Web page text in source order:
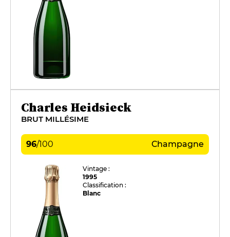
Charles Heidsieck
BRUT MILLÉSIME
96/100 Champagne
Vintage :
1995
Classification :
Blanc